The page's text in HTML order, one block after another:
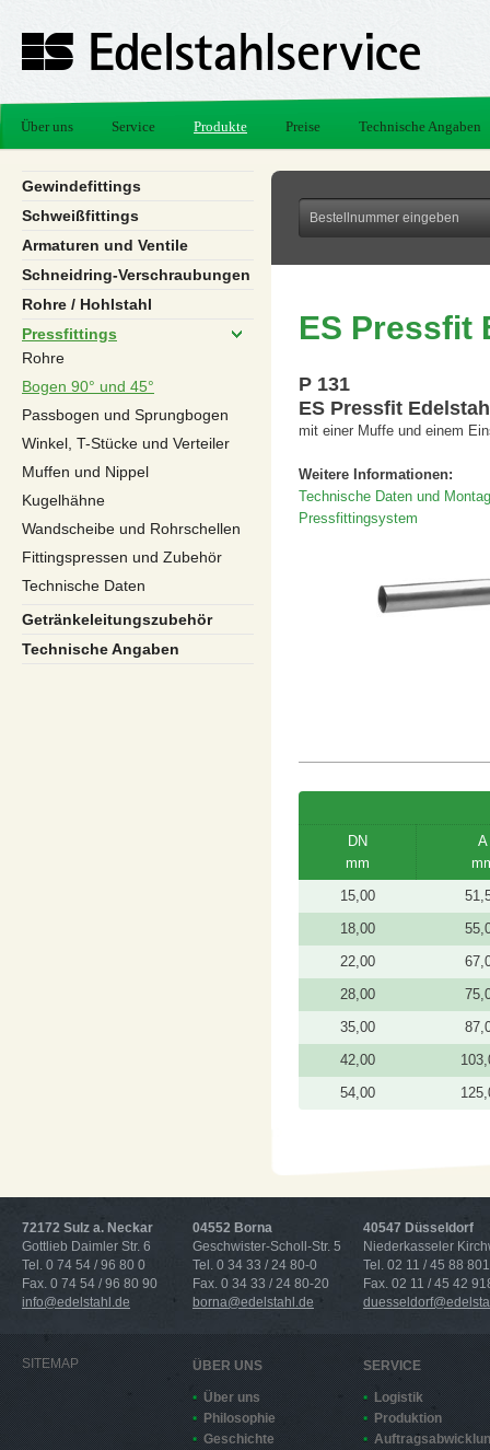
Über uns Service Produkte Preise Technische Angaben
Gewindefittings
Schweißfittings
Armaturen und Ventile
Schneidring-Verschraubungen
Rohre / Hohlstahl
Pressfittings
Rohre
Bogen 90° und 45°
Passbogen und Sprungbogen
Winkel, T-Stücke und Verteiler
Muffen und Nippel
Kugelhähne
Wandscheibe und Rohrschellen
Fittingspressen und Zubehör
Technische Daten
Getränkeleitungszubehör
Technische Angaben
ES Pressfit
P 131
ES Pressfit
mit einer Muffe und einem
Weitere Informationen:
Technische Daten und
Pressfittingsystem
DN
mm
A
15,00
18,00
22,00
28,00
35,00
42,00
54,00
72172 Sulz a. Neckar
Gottlieb Daimler Str. 6
Tel. 0 74 54 / 96 80 0
Fax. 0 74 54 / 96 80 90
info@edelstahl.de
04552 Borna
Geschwister-Scholl-Str. 5
Tel. 0 34 33 / 24 80-0
Fax. 0 34 33 / 24 80-20
borna@edelstahl.de
40547 Düsseldorf
Niederkasseler
Tel. 02 11 / 45 88 801
Fax. 02 11 / 45 42
SITEMAP ÜBER UNS
Über uns
Philosophie
Geschichte
SERVICE
Logistik
Produktion